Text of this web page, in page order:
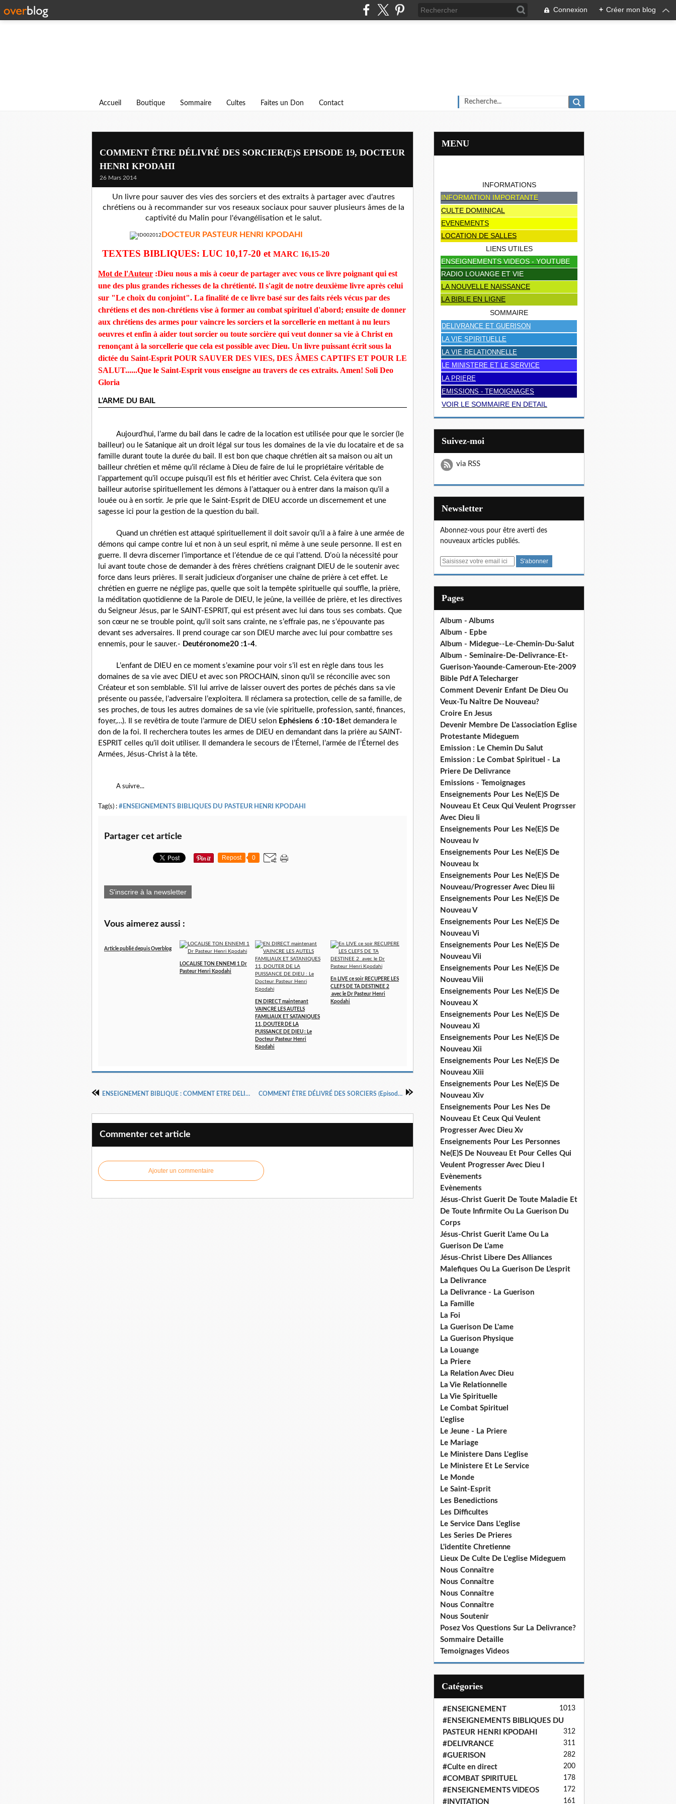
Connexion + Créer mon blog
Accueil Boutique Sommaire Cultes Faites un Don Contact
COMMENT ÊTRE DÉLIVRÉ DES SORCIER(E)S EPISODE 19, DOCTEUR
HENRI KPODAHI
26 Mars 2014
Un livre pour sauver des vies des sorciers et des extraits à partager avec d'autres
chrétiens ou à recommander sur vos reseaux sociaux pour sauver plusieurs âmes de la
captivité du Malin pour l'évangélisation et le salut.
DOCTEUR PASTEUR HENRI KPODAHI
TEXTES BIBLIQUES: LUC 10,17-20 et MARC 16,15-20
Mot de l'Auteur :Dieu nous a mis à coeur de partager avec vous ce livre poignant qui est
une des plus grandes richesses de la chrétienté. Il s'agit de notre deuxième livre après celui
sur "Le choix du conjoint". La finalité de ce livre basé sur des faits réels vécus par des
chrétiens et des non-chrétiens vise à former au combat spirituel d'abord; ensuite de donner
aux chrétiens des armes pour vaincre les sorciers et la sorcellerie en mettant à nu leurs
oeuvres et enfin à aider tout sorcier ou toute sorcière qui veut donner sa vie à Christ en
renonçant à la sorcellerie que cela est possible avec Dieu. Un livre puissant écrit sous la
dictée du Saint-Esprit POUR SAUVER DES VIES, DES ÂMES CAPTIFS ET POUR LE
SALUT......Que le Saint-Esprit vous enseigne au travers de ces extraits. Amen! Soli Deo
Gloria
L’ARME DU BAIL
Aujourd’hui, l’arme du bail dans le cadre de la location est utilisée pour que le sorcier (le
bailleur) ou le Satanique ait un droit légal sur tous les domaines de la vie du locataire et de sa
famille durant toute la durée du bail. Il est bon que chaque chrétien ait sa maison ou ait un
bailleur chrétien et même qu’il réclame à Dieu de faire de lui le propriétaire véritable de
l’appartement qu’il occupe puisqu’il est fils et héritier avec Christ. Cela évitera que son
bailleur autorise spirituellement les démons à l’attaquer ou à entrer dans la maison qu’il a
louée ou à en sortir. Je prie que le Saint-Esprit de DIEU accorde un discernement et une
sagesse ici pour la gestion de la question du bail.
Quand un chrétien est attaqué spirituellement il doit savoir qu’il a à faire à une armée de
démons qui campe contre lui et non à un seul esprit, ni même à une seule personne. Il est en
guerre. Il devra discerner l’importance et l’étendue de ce qui l’attend. D’où la nécessité pour
lui avant toute chose de demander à des frères chrétiens craignant DIEU de le soutenir avec
force dans leurs prières. Il serait judicieux d’organiser une chaîne de prière à cet effet. Le
chrétien en guerre ne néglige pas, quelle que soit la tempête spirituelle qui souffle, la prière,
la méditation quotidienne de la Parole de DIEU, le jeûne, la veillée de prière, et les directives
du Seigneur Jésus, par le SAINT-ESPRIT, qui est présent avec lui dans tous ses combats. Que
son cœur ne se trouble point, qu’il soit sans crainte, ne s’effraie pas, ne s’épouvante pas
devant ses adversaires. Il prend courage car son DIEU marche avec lui pour combattre ses
ennemis, pour le sauver.- Deutéronome20 :1-4.
L’enfant de DIEU en ce moment s’examine pour voir s’il est en règle dans tous les
domaines de sa vie avec DIEU et avec son PROCHAIN, sinon qu’il se réconcilie avec son
Créateur et son semblable. S’il lui arrive de laisser ouvert des portes de péchés dans sa vie
présente ou passée, l’adversaire l’exploitera. Il réclamera sa protection, celle de sa famille, de
ses proches, de tous les autres domaines de sa vie (vie spirituelle, profession, santé, finances,
foyer,…). Il se revêtira de toute l’armure de DIEU selon Ephésiens 6 :10-18et demandera le
don de la foi. Il recherchera toutes les armes de DIEU en demandant dans la prière au SAINT-
ESPRIT celles qu’il doit utiliser. Il demandera le secours de l’Éternel, l’armée de l’Éternel des
Armées, Jésus-Christ à la tête.
A suivre...
Tag(s) : #ENSEIGNEMENTS BIBLIQUES DU PASTEUR HENRI KPODAHI
Partager cet article
Repost 0
S'inscrire à la newsletter
Vous aimerez aussi :
Article publié depuis Overblog
LOCALISE TON ENNEMI 1 Dr
Pasteur Henri Kpodahi
EN DIRECT maintenant
VAINCRE LES AUTELS
FAMILIAUX ET SATANIQUES
11, DOUTER DE LA
PUISSANCE DE DIEU : Le
Docteur Pasteur Henri
Kpodahi
En LIVE ce soir RECUPERE LES
CLEFS DE TA DESTINEE 2
avec le Dr Pasteur Henri
Kpodahi
ENSEIGNEMENT BIBLIQUE : COMMENT ETRE DELIVRE DES SORCIERS ? : EPISODE 18 COMMENT ÊTRE DÉLIVRÉ DES SORCIERS (Episode 19) DOCTEUR HENRI KPODAHI
Commenter cet article
Ajouter un commentaire
MENU
INFORMATIONS
INFORMATION IMPORTANTE
CULTE DOMINICAL
EVENEMENTS
LOCATION DE SALLES
LIENS UTILES
ENSEIGNEMENTS VIDEOS - YOUTUBE
RADIO LOUANGE ET VIE
LA NOUVELLE NAISSANCE
LA BIBLE EN LIGNE
SOMMAIRE
DELIVRANCE ET GUERISON
LA VIE SPIRITUELLE
LA VIE RELATIONNELLE
LE MINISTERE ET LE SERVICE
LA PRIERE
EMISSIONS - TEMOIGNAGES
VOIR LE SOMMAIRE EN DETAIL
Suivez-moi
via RSS
Newsletter
Abonnez-vous pour être averti des
nouveaux articles publiés.
E
Pages
Album - Albums
Album - Epbe
Album - Midegue--Le-Chemin-Du-Salut
Album - Seminaire-De-Delivrance-Et-
Guerison-Yaounde-Cameroun-Ete-2009
Bible Pdf A Telecharger
Comment Devenir Enfant De Dieu Ou
Veux-Tu Naître De Nouveau?
Croire En Jesus
Devenir Membre De L'association Eglise
Protestante Mideguem
Emission : Le Chemin Du Salut
Emission : Le Combat Spirituel - La
Priere De Delivrance
Emissions - Temoignages
Enseignements Pour Les Ne(E)S De
Nouveau Et Ceux Qui Veulent Progrsser
Avec Dieu Ii
Enseignements Pour Les Ne(E)S De
Nouveau Iv
Enseignements Pour Les Ne(E)S De
Nouveau Ix
Enseignements Pour Les Ne(E)S De
Nouveau/Progresser Avec Dieu Iii
Enseignements Pour Les Ne(E)S De
Nouveau V
Enseignements Pour Les Ne(E)S De
Nouveau Vi
Enseignements Pour Les Ne(E)S De
Nouveau Vii
Enseignements Pour Les Ne(E)S De
Nouveau Viii
Enseignements Pour Les Ne(E)S De
Nouveau X
Enseignements Pour Les Ne(E)S De
Nouveau Xi
Enseignements Pour Les Ne(E)S De
Nouveau Xii
Enseignements Pour Les Ne(E)S De
Nouveau Xiii
Enseignements Pour Les Ne(E)S De
Nouveau Xiv
Enseignements Pour Les Nes De
Nouveau Et Ceux Qui Veulent
Progresser Avec Dieu Xv
Enseignements Pour Les Personnes
Ne(E)S De Nouveau Et Pour Celles Qui
Veulent Progresser Avec Dieu I
Evènements
Evènements
Jésus-Christ Guerit De Toute Maladie Et
De Toute Infirmite Ou La Guerison Du
Corps
Jésus-Christ Guerit L’ame Ou La
Guerison De L’ame
Jésus-Christ Libere Des Alliances
Malefiques Ou La Guerison De L’esprit
La Delivrance
La Delivrance - La Guerison
La Famille
La Foi
La Guerison De L'ame
La Guerison Physique
La Louange
La Priere
La Relation Avec Dieu
La Vie Relationnelle
La Vie Spirituelle
Le Combat Spirituel
L'eglise
Le Jeune - La Priere
Le Mariage
Le Ministere Dans L'eglise
Le Ministere Et Le Service
Le Monde
Le Saint-Esprit
Les Benedictions
Les Difficultes
Le Service Dans L'eglise
Les Series De Prieres
L'identite Chretienne
Lieux De Culte De L'eglise Mideguem
Nous Connaître
Nous Connaître
Nous Connaître
Nous Connaître
Nous Soutenir
Posez Vos Questions Sur La Delivrance?
Sommaire Detaille
Temoignages Videos
Catégories
#ENSEIGNEMENT 1013
#ENSEIGNEMENTS BIBLIQUES DU
PASTEUR HENRI KPODAHI
312
#DELIVRANCE 311
#GUERISON 282
#Culte en direct 200
#COMBAT SPIRITUEL 178
#ENSEIGNEMENTS VIDEOS 172
#INVITATION 161